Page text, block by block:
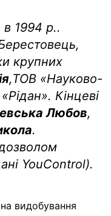
в 1994 р..
крупних
,ТОВ «Науково-
Кінцеві
Любов,
.
YouControl).
видобування